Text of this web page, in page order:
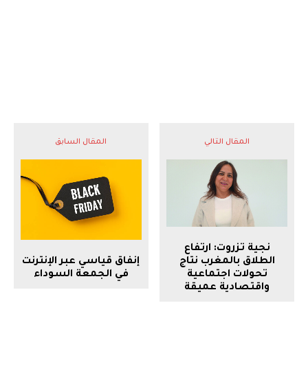
المقال السابق
إنفاق قياسي عبر الإنترنت
في الجمعة السوداء
المقال التالي
نجية تزروت: ارتفاع
الطلاق بالمغرب نتاج
تحولات اجتماعية
واقتصادية عميقة